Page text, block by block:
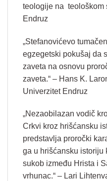
teologije na teološkom
Endruz
„Stefanovićevo
egzegetski pokušaj da
zaveta na osnovu
zaveta.“ – Hans K.
Univerzitet Endruz
„Nezaobilazan vodič
Crkvi kroz hrišćansku
predstavlja proročki
ga u hrišćansku istoriju
sukob između Hrista i
vrhunac.“ – Lari